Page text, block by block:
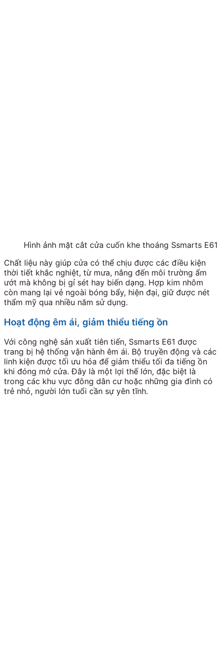
Hình ảnh mặt cắt cửa cuốn khe thoáng Ssmarts E61
Chất liệu này giúp cửa có thể chịu được các điều kiện
thời tiết khắc nghiệt, từ mưa, nắng đến môi trường ẩm
ướt mà không bị gỉ sét hay biến dạng. Hợp kim nhôm
còn mang lại vẻ ngoài bóng bẩy, hiện đại, giữ được nét
thẩm mỹ qua nhiều năm sử dụng.
Hoạt động êm ái, giảm thiểu tiếng ồn
Với công nghệ sản xuất tiên tiến, Ssmarts E61 được
trang bị hệ thống vận hành êm ái. Bộ truyền động và các
linh kiện được tối ưu hóa để giảm thiểu tối đa tiếng ồn
khi đóng mở cửa. Đây là một lợi thế lớn, đặc biệt là
trong các khu vực đông dân cư hoặc những gia đình có
trẻ nhỏ, người lớn tuổi cần sự yên tĩnh.